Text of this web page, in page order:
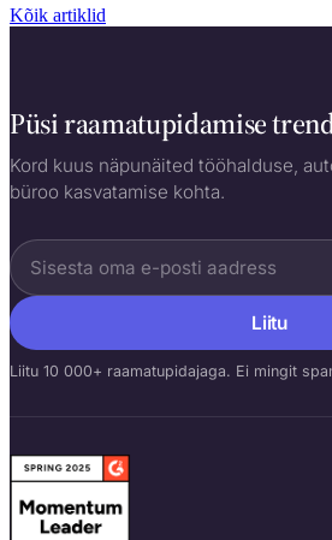
Kõik artiklid
Püsi raamatupidamise
Kord kuus näpunäited tööhalduse,
büroo kasvatamise kohta.
Liitu
Liitu 10 000+ raamatupidajaga. Ei mingit